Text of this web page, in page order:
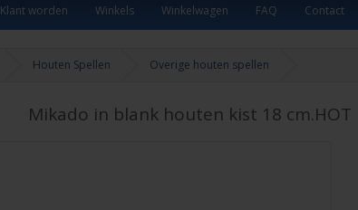
Klant worden Winkels Winkelwagen FAQ Contact
Houten Spellen Overige houten spellen
Mikado in blank houten kist 18 cm.HOT